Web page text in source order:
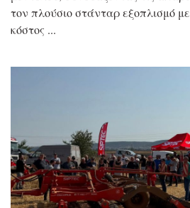
τον πλούσιο στάνταρ εξοπλισμό
κόστος